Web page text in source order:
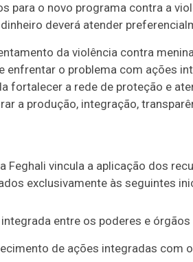
para o novo programa contra a
deverá atender
da violência contra
enfrentar o problema com ações
fortalecer a rede de proteção e
a produção, integração,
Feghali vincula a aplicação dos
exclusivamente às seguintes
entre os poderes e
de ações integradas com